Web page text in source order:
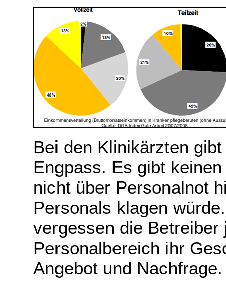
Bei den Klinikärzten
Engpass. Es gibt
nicht über Personalnot
Personals klagen
vergessen die Betreiber
Personalbereich ihr
Angebot und